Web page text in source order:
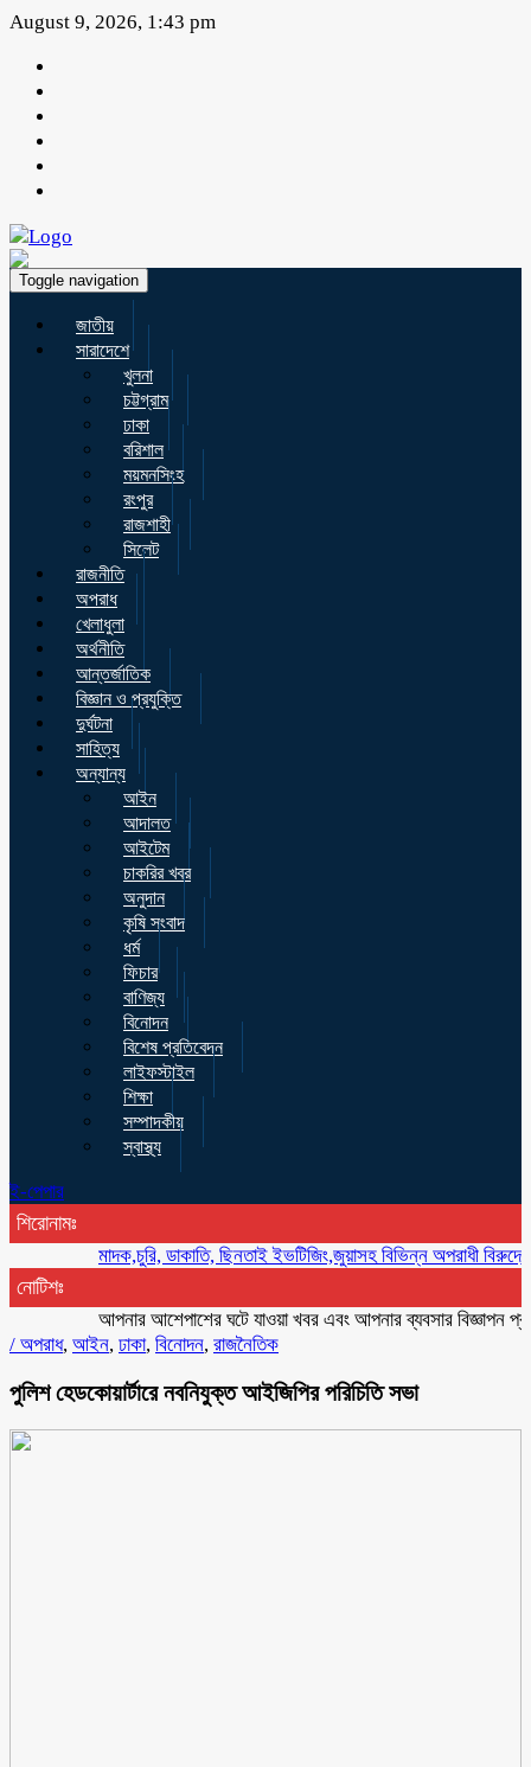
August 9, 2026, 1:43 pm
Toggle navigation
জাতীয়
সারাদেশে
খুলনা
চট্টগ্রাম
ঢাকা
বরিশাল
ময়মনসিংহ
রংপুর
রাজশাহী
সিলেট
রাজনীতি
অপরাধ
খেলাধুলা
অর্থনীতি
আন্তর্জাতিক
বিজ্ঞান ও প্রযুক্তি
দুর্ঘটনা
সাহিত্য
অন্যান্য
আইন
আদালত
আইটেম
চাকরির খবর
অনুদান
কৃষি সংবাদ
ধর্ম
ফিচার
বাণিজ্য
বিনোদন
বিশেষ প্রতিবেদন
লাইফস্টাইল
শিক্ষা
সম্পাদকীয়
স্বাস্থ্য
ই-পেপার
শিরোনামঃ
মাদক,চুরি, ডাকাতি, ছিনতাই ইভটিজিং,জুয়াসহ বিভিন্ন অপরাধী বিরুদ্ধে
নোটিশঃ
আপনার আশেপাশের ঘটে যাওয়া খবর এবং আপনার ব্যবসার বিজ্ঞাপন
/ অপরাধ, আইন, ঢাকা, বিনোদন, রাজনৈতিক
পুলিশ হেডকোয়ার্টারে নবনিযুক্ত আইজিপির পরিচিতি সভা